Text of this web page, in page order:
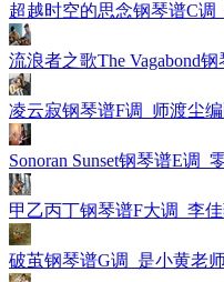
超越时空的思念钢琴谱C调
流浪者之歌The Vagabond
凌云寂钢琴谱F调_师渡尘
Sonoran Sunset钢琴谱E调_
甲乙丙丁钢琴谱F大调_李
破茧钢琴谱G调_是小黄老